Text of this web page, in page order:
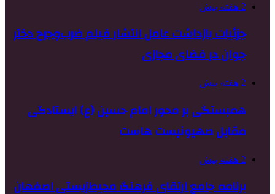
2 هفته پیش
جزئیات بازداشت عامل انتشار فیلم ضرب‌وجرح دختر
جوان در فضای مجازی
2 هفته پیش
همبستگی بر محور امام حسین (ع) ایستادگی
مقابل صهیونیست هاست
2 هفته پیش
برنامه جامع ارتقای فرهنگ محیط‌زیستی اصفهان